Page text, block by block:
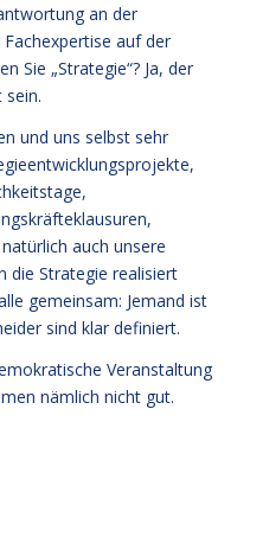
an der
auf der
Sie „Strategie“? Ja, der
sein.
und uns selbst sehr
auch unsere
die Strategie realisiert
gemeinsam: Jemand ist
sind klar definiert.
Veranstaltung
nämlich nicht gut.